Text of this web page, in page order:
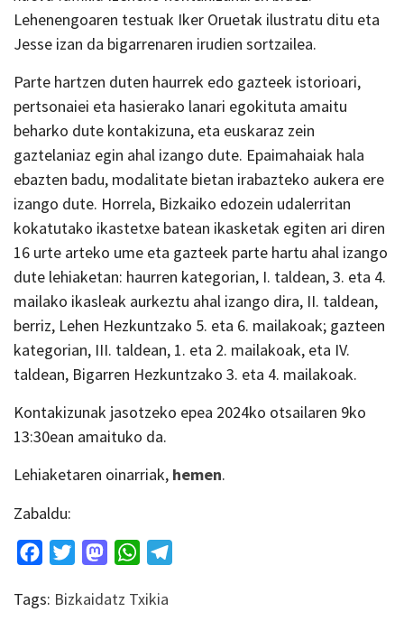
Lehenengoaren testuak Iker Oruetak ilustratu ditu eta
Jesse izan da bigarrenaren irudien sortzailea.
Parte hartzen duten haurrek edo gazteek istorioari,
pertsonaiei eta hasierako lanari egokituta amaitu
beharko dute kontakizuna, eta euskaraz zein
gaztelaniaz egin ahal izango dute. Epaimahaiak hala
ebazten badu, modalitate bietan irabazteko aukera ere
izango dute. Horrela, Bizkaiko edozein udalerritan
kokatutako ikastetxe batean ikasketak egiten ari diren
16 urte arteko ume eta gazteek parte hartu ahal izango
dute lehiaketan: haurren kategorian, I. taldean, 3. eta 4.
mailako ikasleak aurkeztu ahal izango dira, II. taldean,
berriz, Lehen Hezkuntzako 5. eta 6. mailakoak; gazteen
kategorian, III. taldean, 1. eta 2. mailakoak, eta IV.
taldean, Bigarren Hezkuntzako 3. eta 4. mailakoak.
Kontakizunak jasotzeko epea 2024ko otsailaren 9ko
13:30ean amaituko da.
Lehiaketaren oinarriak, hemen.
Zabaldu:
FacebookTwitterMastodonWhatsApp
Tags: Bizkaidatz Txikia